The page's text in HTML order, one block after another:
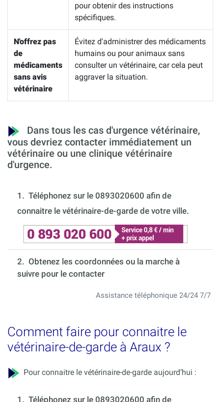
pour obtenir des instructions
spécifiques.
N'offrez pas
de
médicaments
sans avis
vétérinaire
Évitez d'administrer des médicaments
humains ou pour animaux sans
consulter un vétérinaire, car cela peut
aggraver la situation.
Dans tous les cas d'urgence vétérinaire,
vous devriez contacter immédiatement un
vétérinaire ou une clinique vétérinaire
d'urgence.
1. Téléphonez sur le 0893020600 afin de
connaitre le vétérinaire-de-garde de votre ville.
2. Obtenez les coordonnées ou la marche à
suivre pour le contacter
Assistance téléphonique 24/24 7/7
Comment faire pour connaitre le
vétérinaire-de-garde à Araux ?
Pour connaitre le vétérinaire-de-garde aujourd’hui :
1. Téléphonez sur le 0893020600 afin de